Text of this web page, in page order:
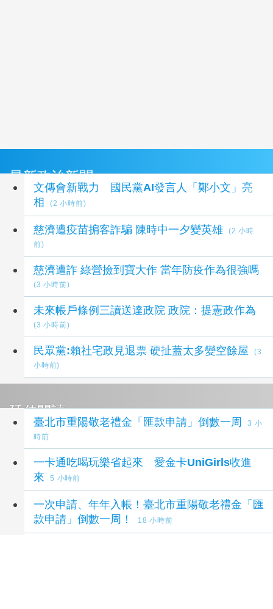
最新政治新聞
文傳會新戰力 國民黨AI發言人「鄭小文」亮
相
(2 小時前)
慈濟遭疫苗掮客詐騙 陳時中一夕變英雄
(2 小時
前)
慈濟遭詐 綠營撿到寶大作 當年防疫作為很強嗎
(3 小時前)
未來帳戶條例三讀送達政院 政院：提憲政作為
(3 小時前)
民眾黨:賴社宅政見退票 硬扯蓋太多變空餘屋
(3
小時前)
延伸閱讀
臺北市重陽敬老禮金「匯款申請」倒數一周
3 小
時前
一卡通吃喝玩樂省起來 愛金卡UniGirls收進
來
5 小時前
一次申請、年年入帳！臺北市重陽敬老禮金「匯
款申請」倒數一周！
18 小時前